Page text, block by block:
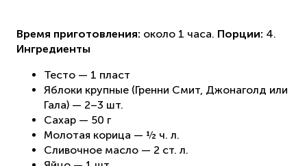
Время приготовления: около 1 часа. Порции: 4.
Ингредиенты
Тесто — 1 пласт
Яблоки крупные (Гренни Смит, Джонаголд или
Гала) — 2–3 шт.
Сахар — 50 г
Молотая корица — ½ ч. л.
Сливочное масло — 2 ст. л.